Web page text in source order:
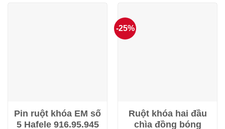
26.000₫.
Pin ruột khóa EM số
5 Hafele 916.95.945
-25%
Ruột khóa hai đầu
chìa đồng bóng